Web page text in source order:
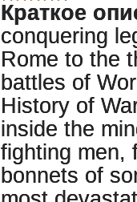
Краткое
conquering
Rome to the
battles of
History of
inside the
fighting men,
bonnets of